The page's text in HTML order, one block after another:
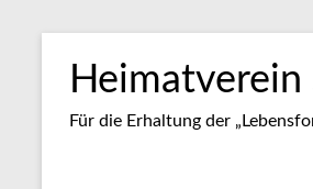
Inhalt
springenHeimatverein
Für die Erhaltung der